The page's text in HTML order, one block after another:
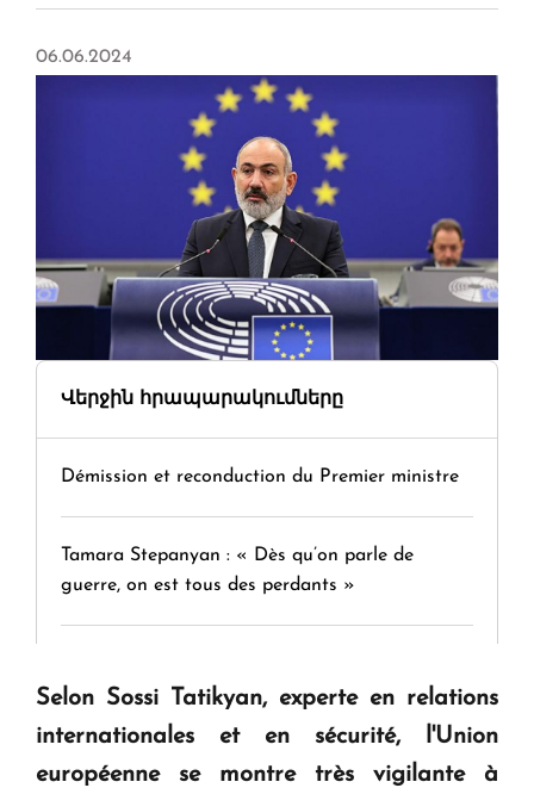
06.06.2024
Վերջին հրապարակումները
Démission et reconduction du Premier ministre
Tamara Stepanyan : « Dès qu’on parle de
guerre, on est tous des perdants »
question d'un référendum ne se pose pas. "
KASA : 30 ans d'audace, de résilience et d'avenir
Selon Sossi Tatikyan, experte en relations
internationales et en sécurité, l'Union
européenne se montre très vigilante à